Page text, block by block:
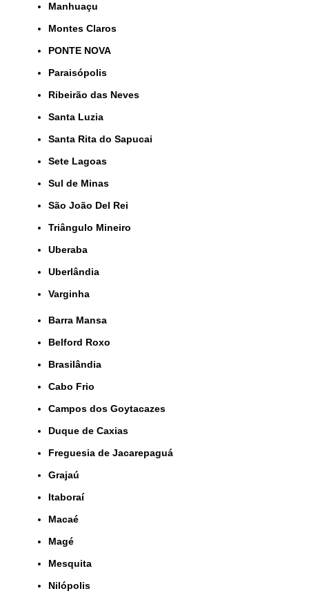
Manhuaçu
Montes Claros
PONTE NOVA
Paraisópolis
Ribeirão das Neves
Santa Luzia
Santa Rita do Sapucai
Sete Lagoas
Sul de Minas
São João Del Rei
Triângulo Mineiro
Uberaba
Uberlândia
Varginha
Barra Mansa
Belford Roxo
Brasilândia
Cabo Frio
Campos dos Goytacazes
Duque de Caxias
Freguesia de Jacarepaguá
Grajaú
Itaboraí
Macaé
Magé
Mesquita
Nilópolis